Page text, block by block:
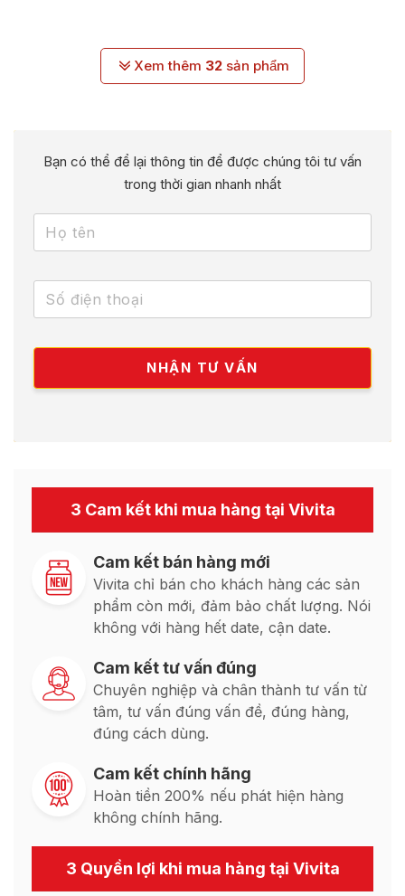
Xem thêm 32 sản phẩm
Bạn có thể để lại thông tin để được chúng tôi tư vấn
trong thời gian nhanh nhất
3 Cam kết khi mua hàng tại Vivita
Cam kết bán hàng mới
Vivita chỉ bán cho khách hàng các sản
phẩm còn mới, đảm bảo chất lượng. Nói
không với hàng hết date, cận date.
Cam kết tư vấn đúng
Chuyên nghiệp và chân thành tư vấn từ
tâm, tư vấn đúng vấn đề, đúng hàng,
đúng cách dùng.
Cam kết chính hãng
Hoàn tiền 200% nếu phát hiện hàng
không chính hãng.
3 Quyền lợi khi mua hàng tại Vivita